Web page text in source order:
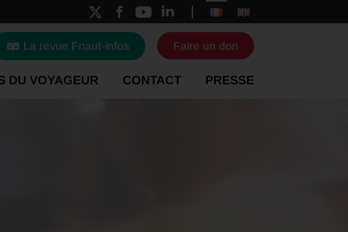
La revue Fnaut-infos Faire un don
DU VOYAGEUR CONTACT PRESSE